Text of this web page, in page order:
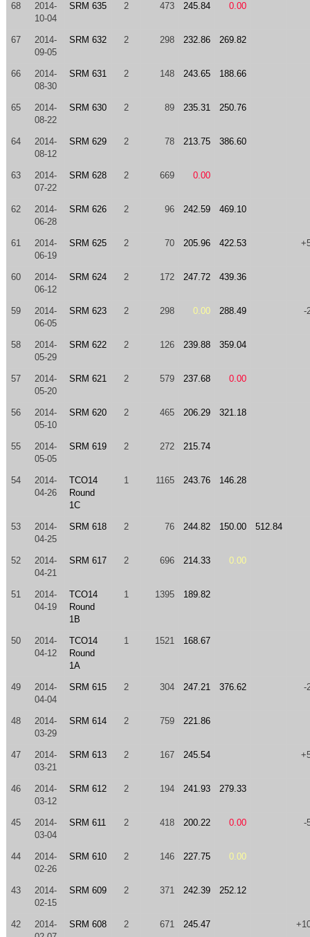
68
2014-
10-04
SRM 635 2 473 245.84 0.00
67
2014-
09-05
SRM 632 2 298 232.86 269.82
66
2014-
08-30
SRM 631 2 148 243.65 188.66
65
2014-
08-22
SRM 630 2 89 235.31 250.76
64
2014-
08-12
SRM 629 2 78 213.75 386.60
63
2014-
07-22
SRM 628 2 669 0.00
62
2014-
06-28
SRM 626 2 96 242.59 469.10
61
2014-
06-19
SRM 625 2 70 205.96 422.53
60
2014-
06-12
SRM 624 2 172 247.72 439.36
59
2014-
06-05
SRM 623 2 298 0.00 288.49 -
58
2014-
05-29
SRM 622 2 126 239.88 359.04
57
2014-
05-20
SRM 621 2 579 237.68 0.00
56
2014-
05-10
SRM 620 2 465 206.29 321.18
55
2014-
05-05
SRM 619 2 272 215.74
54
2014-
04-26
TCO14
Round
1C
1 1165 243.76 146.28
53
2014-
04-25
SRM 618 2 76 244.82 150.00 512.84
52
2014-
04-21
SRM 617 2 696 214.33 0.00
51
2014-
04-19
TCO14
Round
1B
1 1395 189.82
50
2014-
04-12
TCO14
Round
1A
1 1521 168.67
49
2014-
04-04
SRM 615 2 304 247.21 376.62 -
48
2014-
03-29
SRM 614 2 759 221.86
47
2014-
03-21
SRM 613 2 167 245.54
46
2014-
03-12
SRM 612 2 194 241.93 279.33
45
2014-
03-04
SRM 611 2 418 200.22 0.00 -
44
2014-
02-26
SRM 610 2 146 227.75 0.00
43
2014-
02-15
SRM 609 2 371 242.39 252.12
42
2014-
SRM 608 2 671 245.47